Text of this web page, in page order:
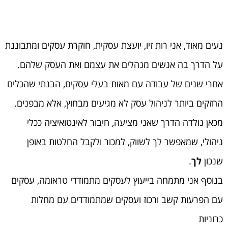
נעים מאוד, אני רות זיו, יועצת עסקית, חוקרת עסקים ומתבוננת
על הדרך בה אנשים מנהלים את עצמם ואת העסק שלהם.
אחרי שנים של עבודה עם מאות בעלי עסקים, הבנתי שהכלים
החזקים ביותר לניהול עסק לא מגיעים מבחוץ, אלא מבפנים.
מכאן נולדה הדרך שאני מציעה, חיבור לאינטואיציה ככלי
ניהולי, שמאפשר לך לשווק, למכור ולקבל החלטות באופן
שנכון לך.
בנוסף אני מתמחה בייעוץ לעסקים מתמודדי טראומה, עסקים
עם הפרעות קשב ורכוז ועסקים שמתמודדים עם מחלות
כרוניות